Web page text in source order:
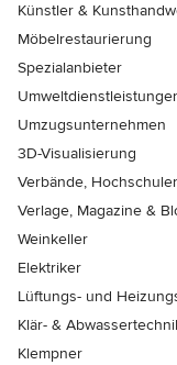
Künstler &
Möbelrestaurierung
Spezialanbieter
Umzugsunternehmen
3D-Visualisierung
Verbände,
Verlage, Magazine &
Weinkeller
Elektriker
Lüftungs- und
Klär- &
Klempner